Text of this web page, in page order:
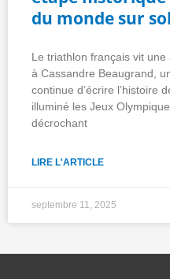
du monde sur
Le triathlon français vit
à Cassandre Beaugrand,
continue d’écrire l’histoire
illuminé les Jeux
décrochant
LIRE L'ARTICLE
septembre 11, 2025